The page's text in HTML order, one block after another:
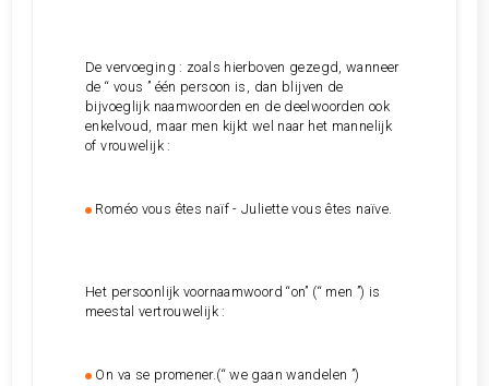
De vervoeging : zoals hierboven gezegd, wanneer
de “ vous ” één persoon is, dan blijven de
bijvoeglijk naamwoorden en de deelwoorden ook
enkelvoud, maar men kijkt wel naar het mannelijk
of vrouwelijk :
Roméo vous êtes naïf - Juliette vous êtes naïve.
Het persoonlijk voornaamwoord “on” (“ men ”) is
meestal vertrouwelijk :
On va se promener.(“ we gaan wandelen ”)